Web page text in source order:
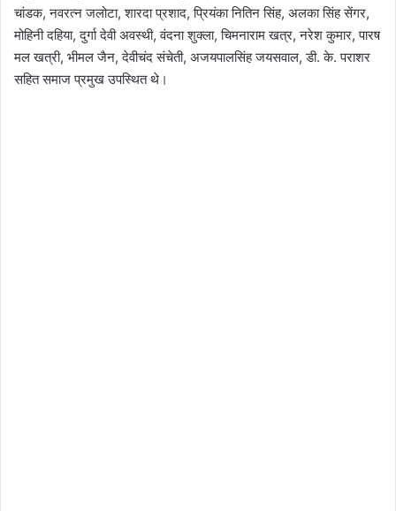
चांडक, नवरत्न जलोटा, शारदा प्रशाद, प्रियंका नितिन सिंह, अलका सिंह सेंगर,
मोहिनी दहिया, दुर्गा देवी अवस्थी, वंदना शुक्ला, चिमनाराम खत्र, नरेश कुमार, पारष
मल खत्री, भीमल जैन, देवीचंद संचेती, अजयपालसिंह जयसवाल, डी. के. पराशर
सहित समाज प्रमुख उपस्थित थे।